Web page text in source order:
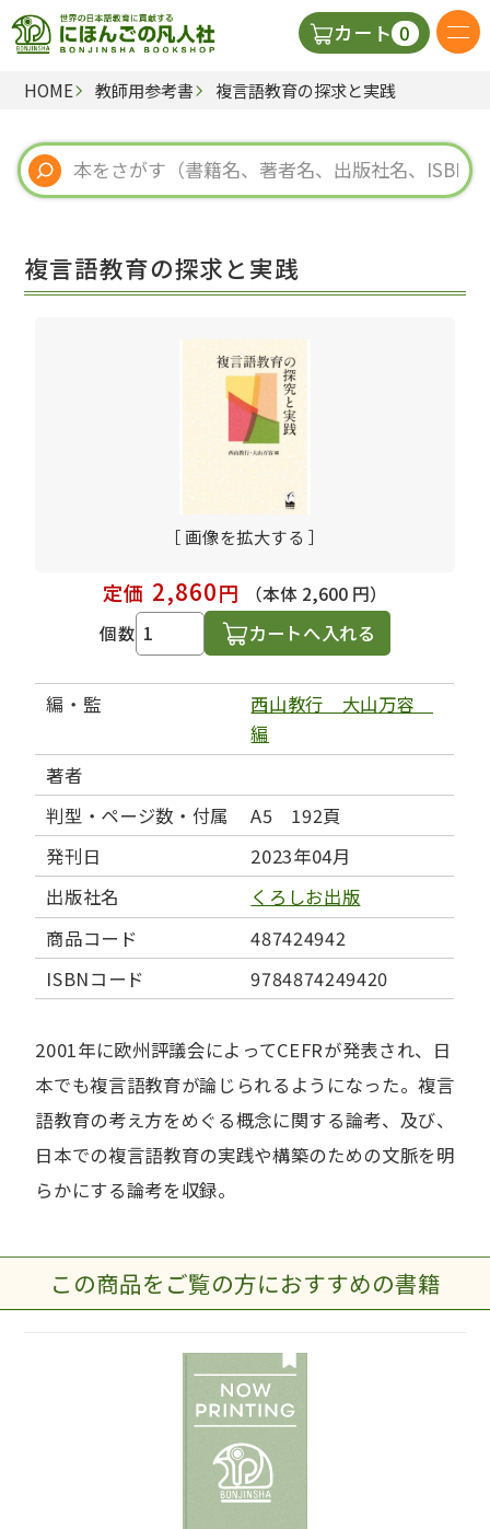
カート 0
日本語の教科書
視聴覚・補助教材
教師用参考書
HOME 教師用参考書 複言語教育の探求と実践
複言語教育の探求と実践
［ 画像を拡大する ］
定価 2,860円
（本体 2,600 円）
個数
カートへ入れる
編・監
西山教行 大山万容
編
著者
判型・ページ数・付属
A5 192頁
発刊日
2023年04月
出版社名
くろしお出版
商品コード
487424942
ISBNコード
9784874249420
2001年に欧州評議会によってCEFRが発表され、日
本でも複言語教育が論じられるようになった。複言
語教育の考え方をめぐる概念に関する論考、及び、
日本での複言語教育の実践や構築のための文脈を明
らかにする論考を収録。
この商品をご覧の方におすすめの書籍